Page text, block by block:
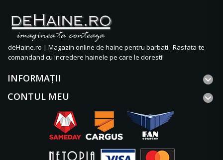
deHaine.ro | Magazin online de haine pentru barbati. Rasfata-te
comandand cu incredere hainele pe care le doresti!
INFORMAŢII
CONTUL MEU